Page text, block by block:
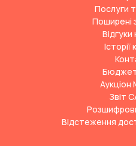
Послуги
Поширені
Відгуки
Історії
Аукціон
Звіт
Відстеження